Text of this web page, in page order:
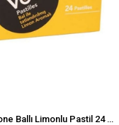
Vocalzone Ballı Limonlu Pastil 24 Adet